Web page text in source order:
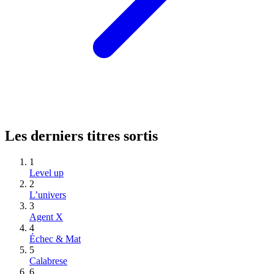
Les derniers titres sortis
1
Level up
2
L’univers
3
Agent X
4
Échec & Mat
5
Calabrese
6